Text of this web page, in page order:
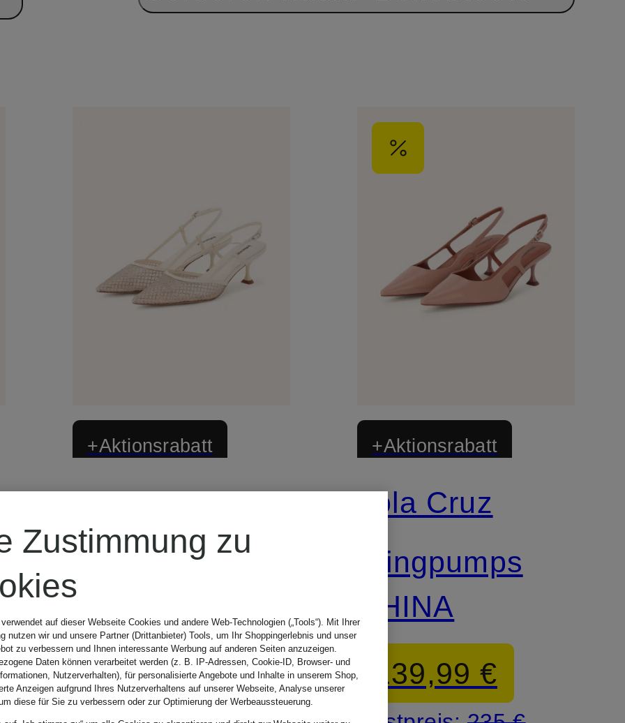
+Aktionsrabatt
Lola Cruz
Slingpumps
RUBY 55 mit
Schmucksteinen
183,99 €
+Aktionsrabatt
Lola Cruz
Slingpumps
RHINA
139,99 €
Zustimmung zu
auf dieser Webseite Cookies und andere Web-Technologien („Tools“). Mit Ihrer
nutzen wir und unsere Partner (Drittanbieter) Tools, um Ihr Shoppingerlebnis und unser
zu verbessern und Ihnen interessante Werbung auf anderen Seiten anzuzeigen.
Daten können verarbeitet werden (z. B. IP-Adressen, Cookie-ID, Browser- und
Nutzerverhalten), für personalisierte Angebote und Inhalte in unserem Shop,
Anzeigen aufgrund Ihres Nutzerverhaltens auf unserer Webseite, Analyse unserer
diese für Sie zu verbessern oder zur Optimierung der Werbeaussteuerung.